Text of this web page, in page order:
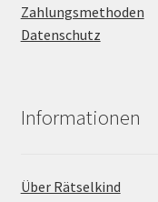
Zahlungsmethoden
Datenschutz
Informationen
Über Rätselkind